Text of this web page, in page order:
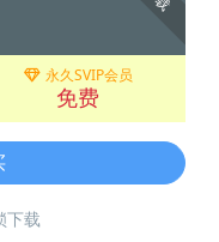
永久SVIP会员
免费
下载